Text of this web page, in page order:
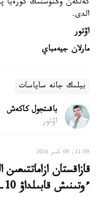
كەلگەن وڭتۇستىك كورەيا
الدى.
اۆتور
مارلان جيەمباي
بيلىك جانە ساياسات
باقىتجول كاكەش
اۆتور
11:09, 09 تامىز 2026
قازاقستان
ءوتىنىش قابىلداۋ 10-تامىزدا باستالادى